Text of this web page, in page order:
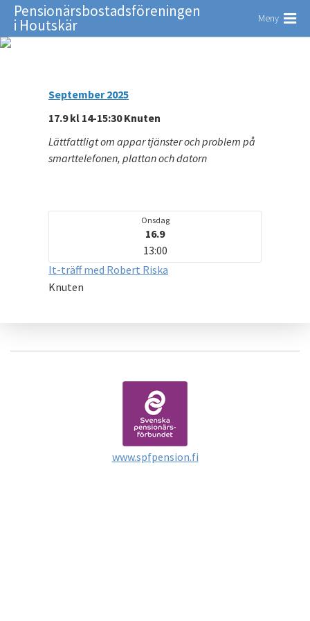
Pensionärsbostadsföreningen
i Houtskär Meny
September 2025
17.9 kl 14-15:30 Knuten
Lättfattligt om appar tjänster och problem på
smarttelefonen, plattan och datorn
Onsdag
16.9
13:00
It-träff med Robert Riska
Knuten
www.spfpension.fi